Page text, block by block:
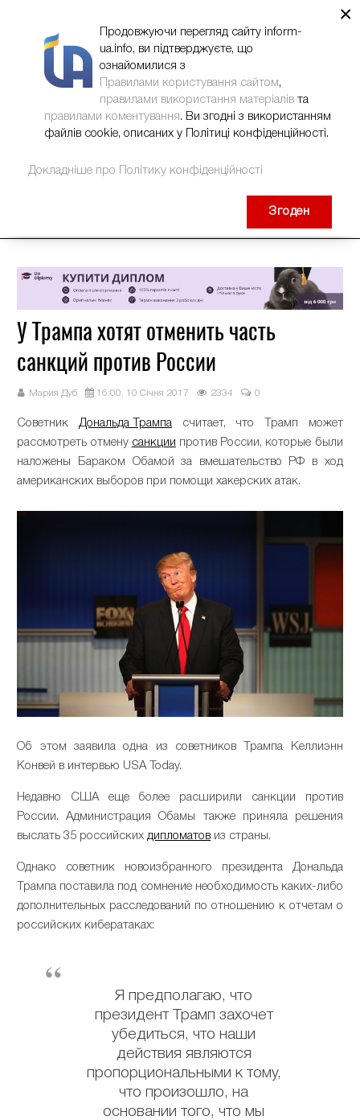
У Трампа хотят отменить часть
санкций против России
Мария Дуб 16:00, 10 Січня 2017 2334 0
Советник Дональда Трампасчитает, что Трамп может
рассмотреть отмену санкции против России, которые были
наложены Бараком Обамой за вмешательство РФ в ход
американских выборов при помощи хакерских атак.
Об этом заявила одна из советников Трампа Келлиэнн
Конвей в интервью USA Today.
Недавно США еще более расширили санкции против
России. Администрация Обамы также приняла решения
выслать 35 российских дипломатов из страны.
Однако советник новоизбранного президента Дональда
Трампа поставила под сомнение необходимость каких-либо
дополнительных расследований по отношению к отчетам о
российских кибератаках:
Я предполагаю, что
президент Трамп захочет
убедиться, что наши
действия являются
пропорциональными к тому,
что произошло, на
основании того, что мы
×
Продовжуючи перегляд сайту inform-
ua.info, ви підтверджуєте, що
ознайомилися з
Правилами користування сайтом,
правилами використання матеріалів та
правилами коментування. Ви згодні з використанням
файлів cookie, описаних у Політиці конфіденційності.
Докладніше про Політику конфіденційності
Згоден